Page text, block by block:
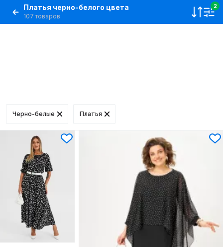
Платья черно-белого цвета
107 товаров
2
Черно-белые Платья